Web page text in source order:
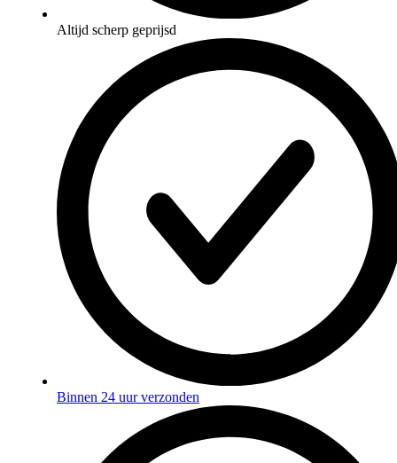
Altijd scherp geprijsd
Binnen 24 uur verzonden